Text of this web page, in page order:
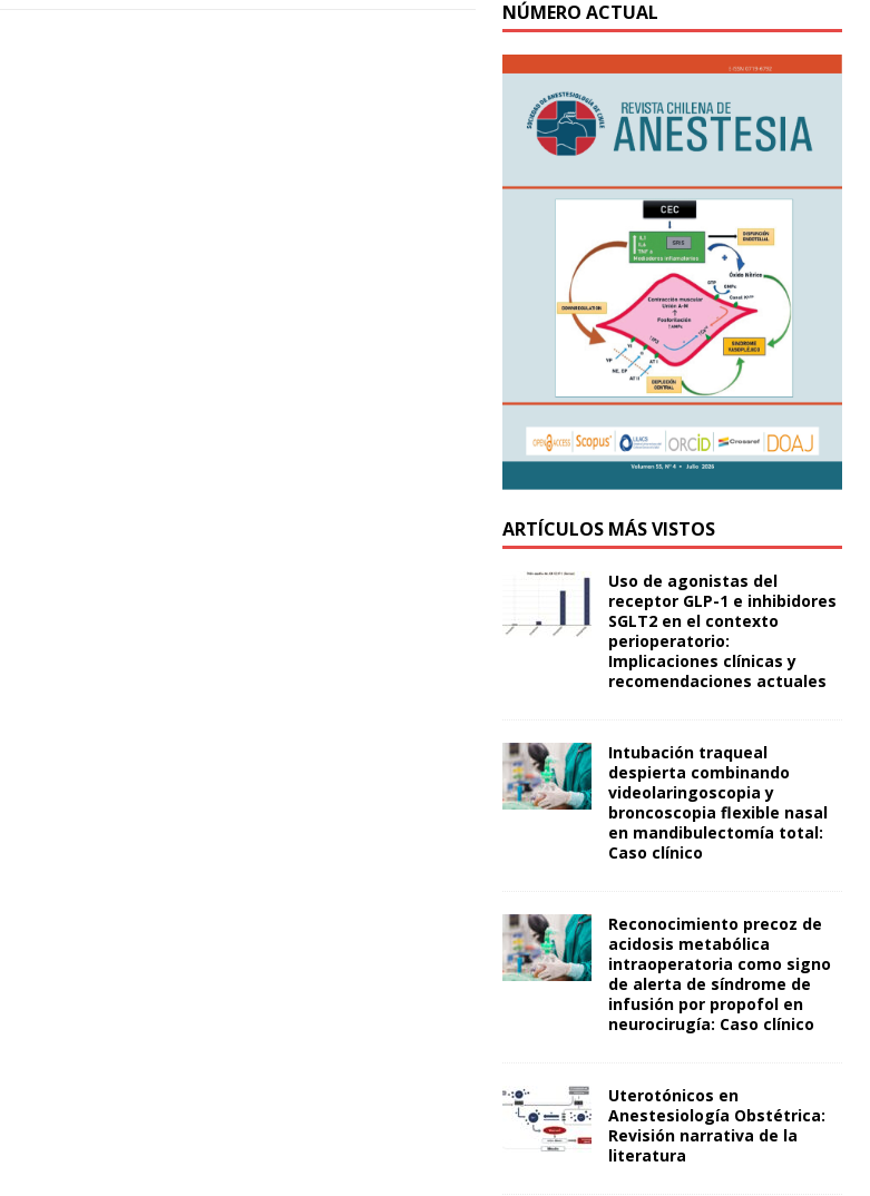
NÚMERO ACTUAL
ARTÍCULOS MÁS VISTOS
Uso de agonistas del
receptor GLP-1 e inhibidores
SGLT2 en el contexto
perioperatorio:
Implicaciones clínicas y
recomendaciones actuales
Intubación traqueal
despierta combinando
videolaringoscopia y
broncoscopia flexible nasal
en mandibulectomía total:
Caso clínico
Reconocimiento precoz de
acidosis metabólica
intraoperatoria como signo
de alerta de síndrome de
infusión por propofol en
neurocirugía: Caso clínico
Uterotónicos en
Anestesiología Obstétrica:
Revisión narrativa de la
literatura